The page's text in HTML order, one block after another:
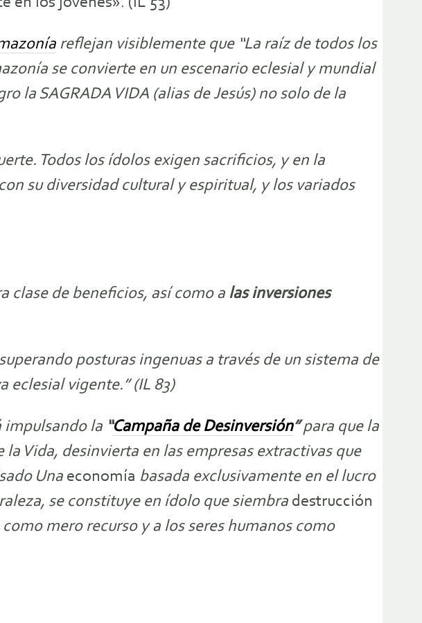
reflejan visiblemente que “La raíz de todos los
se convierte en un escenario eclesial y mundial
la SAGRADA VIDA (alias de Jesús) no solo de la
Todos los ídolos exigen sacrificios, y en la
su diversidad cultural y espiritual, y los variados
clase de beneficios, así como a las inversiones
posturas ingenuas a través de un sistema de
vigente.” (IL 83)
impulsando la “Campaña de Desinversión”para que la
Vida, desinvierta en las empresas extractivas que
Una economía basada exclusivamente en el lucro
se constituye en ídolo que siembra destrucción
mero recurso y a los seres humanos como